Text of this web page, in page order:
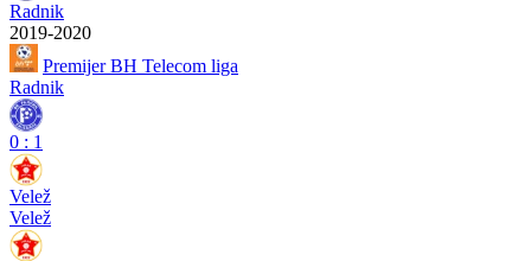
Radnik
2019-2020
Premijer BH Telecom liga
Radnik
0 : 1
Velež
Velež